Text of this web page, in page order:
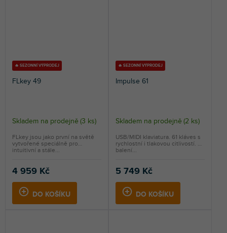
🔥 SEZONNÍ VÝPRODEJ
FLkey 49
Skladem na prodejně (3 ks)
4 959 Kč
DO KOŠÍKU
FLkey jsou jako první na světě
vytvořené speciálně pro
intuitivní a stále...
🔥 SEZONNÍ VÝPRODEJ
Impulse 61
Skladem na prodejně (2 ks)
5 749 Kč
DO KOŠÍKU
USB/MIDI klaviatura. 61 kláves s
rychlostní i tlakovou citlivostí. V
balení...